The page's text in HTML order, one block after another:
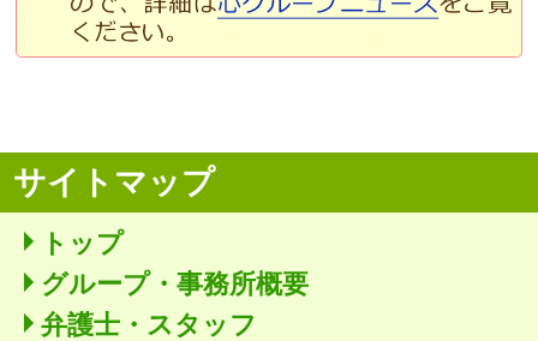
サイトマップ
トップ
グループ・事務所概要
弁護士・スタッフ